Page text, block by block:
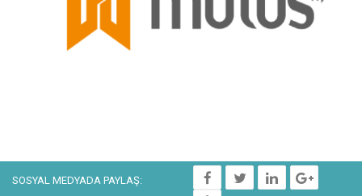
SOSYAL MEDYADA PAYLAŞ: